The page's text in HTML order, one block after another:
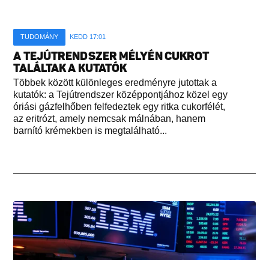
TUDOMÁNY KEDD 17:01
A TEJÚTRENDSZER MÉLYÉN CUKROT
TALÁLTAK A KUTATÓK
Többek között különleges eredményre jutottak a
kutatók: a Tejútrendszer középpontjához közel egy
óriási gázfelhőben felfedeztek egy ritka cukorfélét,
az eritrózt, amely nemcsak málnában, hanem
barnító krémekben is megtalálható...